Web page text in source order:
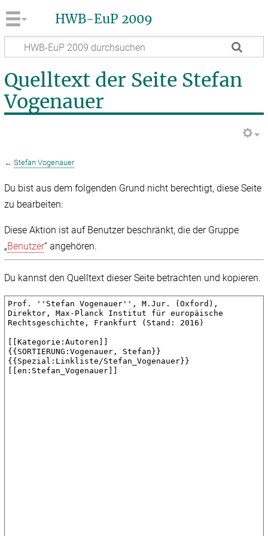
HWB-EuP 2009
Quelltext der Seite Stefan
Vogenauer
←Stefan Vogenauer
Du bist aus dem folgenden Grund nicht berechtigt, diese Seite
zu bearbeiten:
Diese Aktion ist auf Benutzer beschränkt, die der Gruppe
„Benutzer“ angehören.
Du kannst den Quelltext dieser Seite betrachten und kopieren.